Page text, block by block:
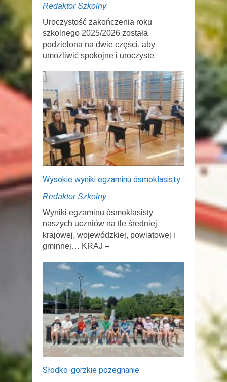
Redaktor Szkolny
Uroczystość zakończenia roku
szkolnego 2025/2026 została
podzielona na dwie części, aby
umożliwić spokojne i uroczyste
Wysokie wyniki egzaminu ósmoklasisty
Redaktor Szkolny
Wyniki egzaminu ósmoklasisty
naszych uczniów na tle średniej
krajowej, wojewódzkiej, powiatowej i
gminnej… KRAJ –
Słodko-gorzkie pożegnanie